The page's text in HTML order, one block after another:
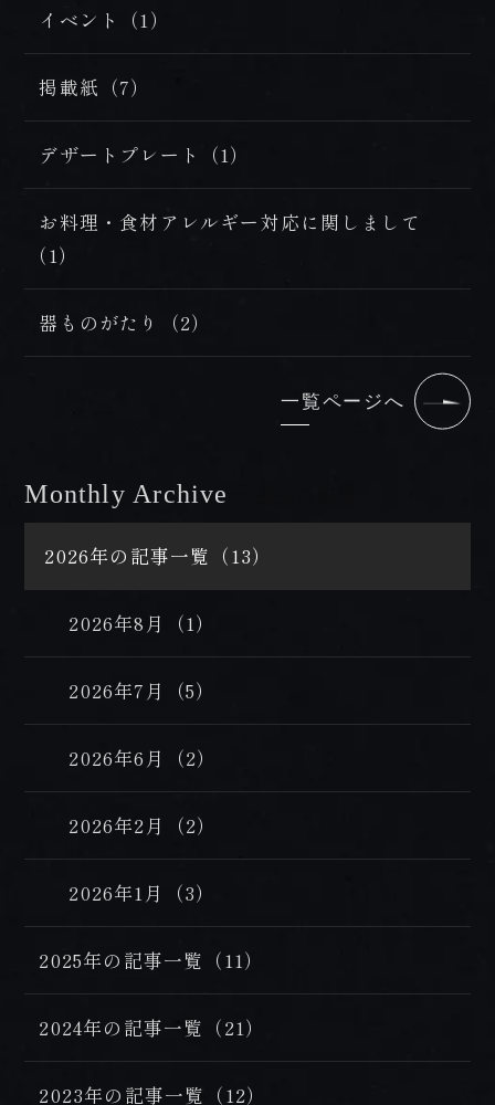
イベント（1）
掲載紙（7）
デザートプレート（1）
お料理・食材アレルギー対応に関しまして
（1）
器ものがたり（2）
一覧ページへ
Monthly Archive
2026年の記事一覧（13）
2026年8月（1）
2026年7月（5）
2026年6月（2）
2026年2月（2）
2026年1月（3）
2025年の記事一覧（11）
2024年の記事一覧（21）
2023年の記事一覧（12）